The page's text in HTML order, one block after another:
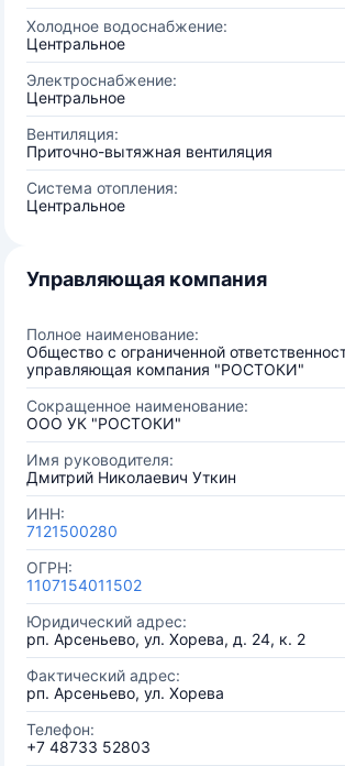
Холодное водоснабжение:
Центральное
Электроснабжение:
Центральное
Вентиляция:
Приточно-вытяжная вентиляция
Система отопления:
Центральное
Управляющая компания
Полное наименование:
Общество с ограниченной
управляющая компания "РОСТОКИ"
Сокращенное наименование:
ООО УК "РОСТОКИ"
Имя руководителя:
Дмитрий Николаевич Уткин
ИНН:
7121500280
ОГРН:
1107154011502
Юридический адрес:
рп. Арсеньево, ул. Хорева, д. 24, к. 2
Фактический адрес:
рп. Арсеньево, ул. Хорева
Телефон:
+7 48733 52803